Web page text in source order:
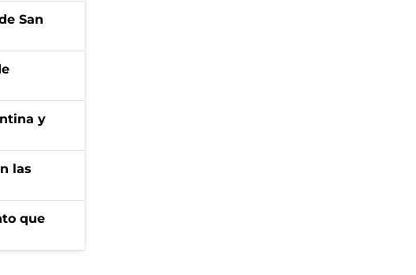
San
y
las
que